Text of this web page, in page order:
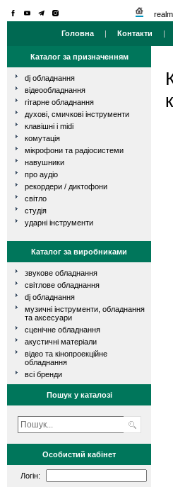
Головна | Контакти |
Каталог за призначенням
dj обладнання
відеообладнання
гітарне обладнання
духові, смичкові інструменти
клавішні і midi
комутація
мікрофони та радіосистеми
навушники
про аудіо
рекордери / диктофони
світло
студія
ударні інструменти
Каталог за виробниками
звукове обладнання
світлове обладнання
dj обладнання
музичні інструменти, обладнання
та аксесуари
сценічне обладнання
акустичні матеріали
відео та кінопроекційне
обладнання
всі бренди
Пошук у каталозі
Особистий кабінет
Логін: